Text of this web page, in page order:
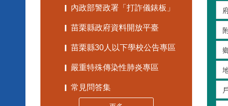
內政部警政署「打詐儀錶板」
苗栗縣政府資料開放平臺
苗栗縣30人以下學校公告專區
嚴重特殊傳染性肺炎專區
常見問答集